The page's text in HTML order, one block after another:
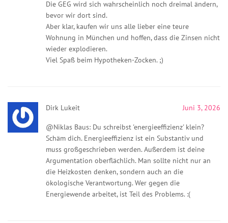
Die GEG wird sich wahrscheinlich noch dreimal ändern,
bevor wir dort sind.
Aber klar, kaufen wir uns alle lieber eine teure
Wohnung in München und hoffen, dass die Zinsen nicht
wieder explodieren.
Viel Spaß beim Hypotheken-Zocken. ;)
Dirk Lukeit Juni 3, 2026
@Niklas Baus: Du schreibst 'energieeffizienz' klein?
Schäm dich. Energieeffizienz ist ein Substantiv und
muss großgeschrieben werden. Außerdem ist deine
Argumentation oberflächlich. Man sollte nicht nur an
die Heizkosten denken, sondern auch an die
ökologische Verantwortung. Wer gegen die
Energiewende arbeitet, ist Teil des Problems. :(